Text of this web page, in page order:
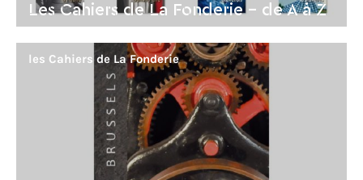
Les Cahiers de La Fonderie - de A à Z
les Cahiers de La Fonderie